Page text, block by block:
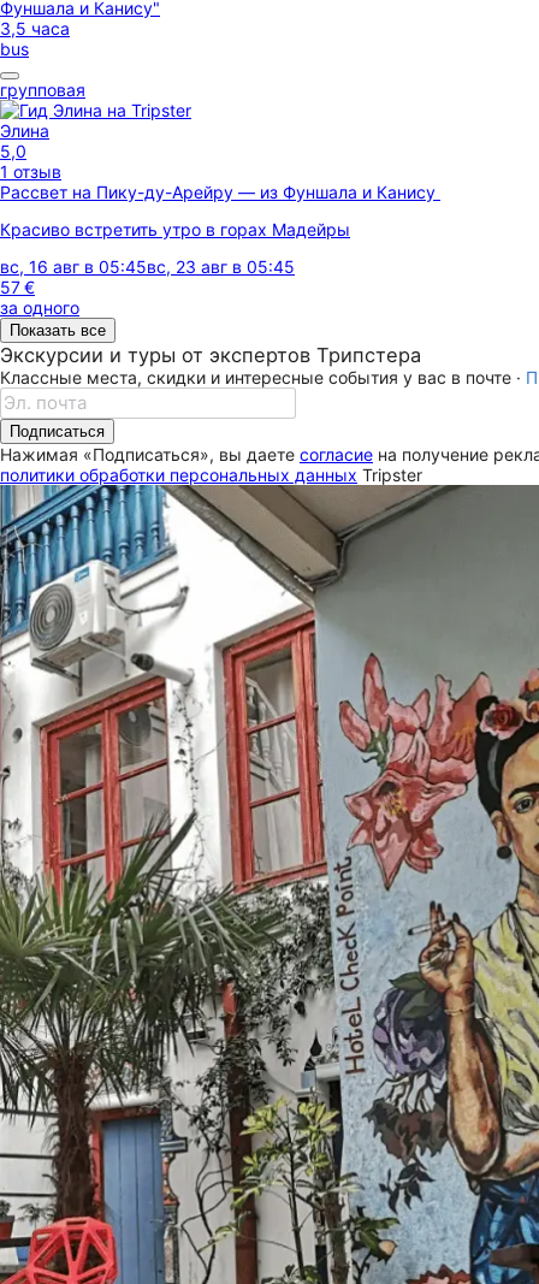
3,5 часа
bus
групповая
Элина
5,0
1 отзыв
Рассвет на Пику-ду-Арейру — из Фуншала и Канису
Красиво встретить утро в горах Мадейры
вс, 16 авг в 05:45вс, 23 авг в 05:45
57 €
за одного
Показать все
Экскурсии и туры от экспертов Трипстера
Классные места, скидки и интересные события у вас в почте ·
Подписаться
Нажимая «Подписаться», вы даете согласие на получение
политики обработки персональных данных Tripster